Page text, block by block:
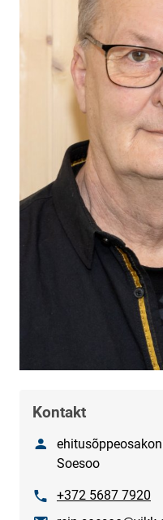
Kontakt
Nimi
Soesoo
Telefon+372 5687 7920